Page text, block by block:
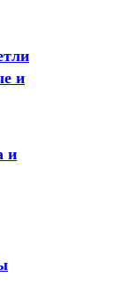
и
и